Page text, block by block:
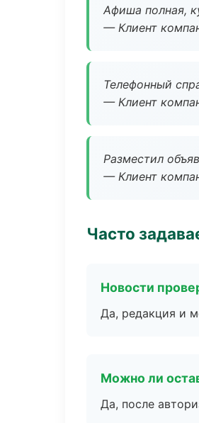
Афиша полная,
— Клиент
Телефонный
— Клиент
Разместил
— Клиент
Часто
Новости
Да, редакция и
Можно ли
Да, после